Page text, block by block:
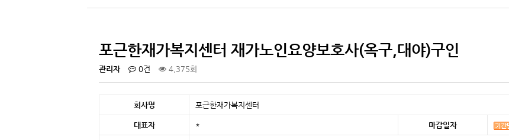
포근한재가복지센터 재가노인요양보호사(옥구,대야)구인
관리자 0건 4,375회
회사명 포근한재가복지센터
대표자 * 마감일자